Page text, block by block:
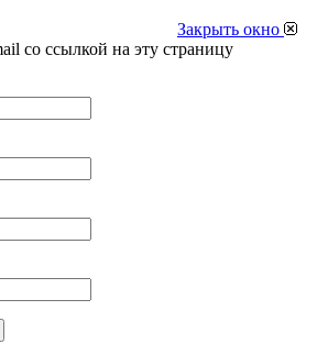
Закрыть окно
со ссылкой на эту страницу